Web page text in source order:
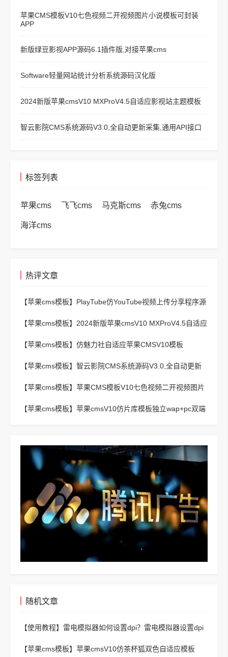
苹果CMS模板V10七色视频二开视频图片小说模板可封装
APP
新版绿豆影视APP源码6.1插件版,对接苹果cms
Software轻量网站统计分析系统源码汉化版
2024新版苹果cmsV10 MXProV4.5自适应影视站主题模板
智云影院CMS系统源码V3.0,全自动更新采集,通用API接口
标签列表
苹果cms 飞飞cms 马克斯cms 赤兔cms
海洋cms
热评文章
【苹果cms模板】 PlayTube仿YouTube视频上传分享程序源
【苹果cms模板】 2024新版苹果cmsV10 MXProV4.5自适应
【苹果cms模板】 仿魅力社自适应苹果CMSV10模板
【苹果cms模板】 智云影院CMS系统源码V3.0,全自动更新
【苹果cms模板】 苹果CMS模板V10七色视频二开视频图片
【苹果cms模板】 苹果cmsV10仿片库模板独立wap+pc双端
随机文章
【使用教程】 雷电模拟器如何设置dpi？雷电模拟器设置dpi
【苹果cms模板】 苹果cmsV10仿茶杯狐双色自适应模板